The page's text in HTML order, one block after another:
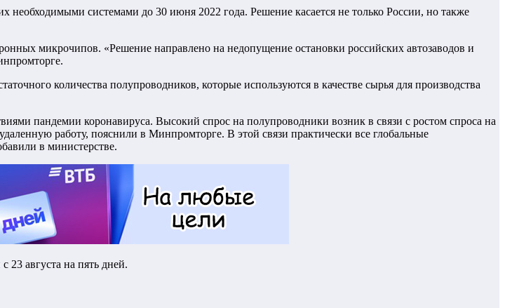
необходимыми системами до 30 июня 2022 года. Решение касается не только России, но также
микрочипов. «Решение направлено на недопущение остановки российских автозаводов и
количества полупроводников, которые используются в качестве сырья для производства
пандемии коронавируса. Высокий спрос на полупроводники возник в связи с ростом спроса на
работу, пояснили в Минпромторге. В этой связи практически все глобальные
в министерстве.
23 августа на пять дней.